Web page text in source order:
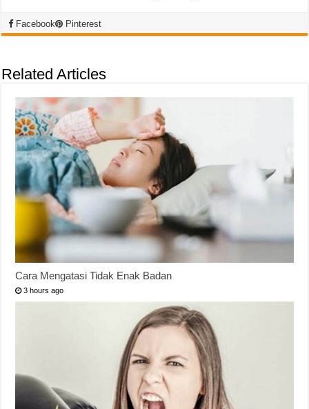
Facebook Pinterest
Related Articles
Cara Mengatasi Tidak Enak Badan
3 hours ago